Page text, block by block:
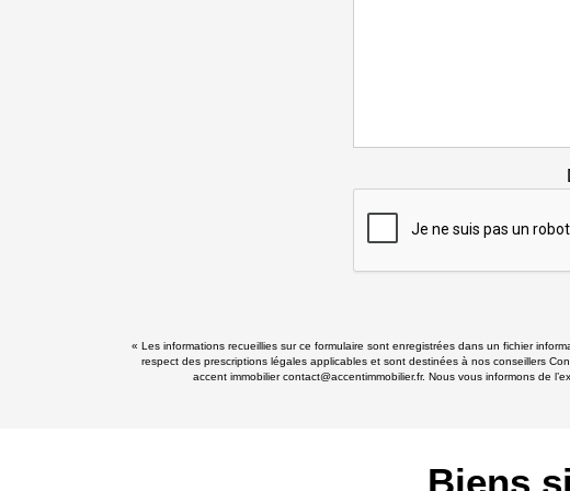
« Les informations recueillies sur ce formulaire sont enregistrées dans un fichier
respect des prescriptions légales applicables et sont destinées à nos conseillers
accent immobilier contact@accentimmobilier.fr. Nous vous informons de
Biens